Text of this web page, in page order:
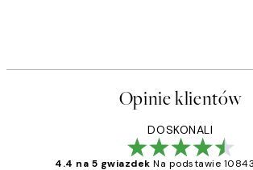
Opinie klientów
DOSKONALI
4.4 na 5 gwiazdek Na podstawie